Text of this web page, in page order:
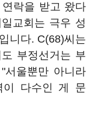
연락을 받고 왔다
교회는 극우 성
니다. C(68)씨는
부정선거는 부
서울뿐만 아니라
이 다수인 게 문